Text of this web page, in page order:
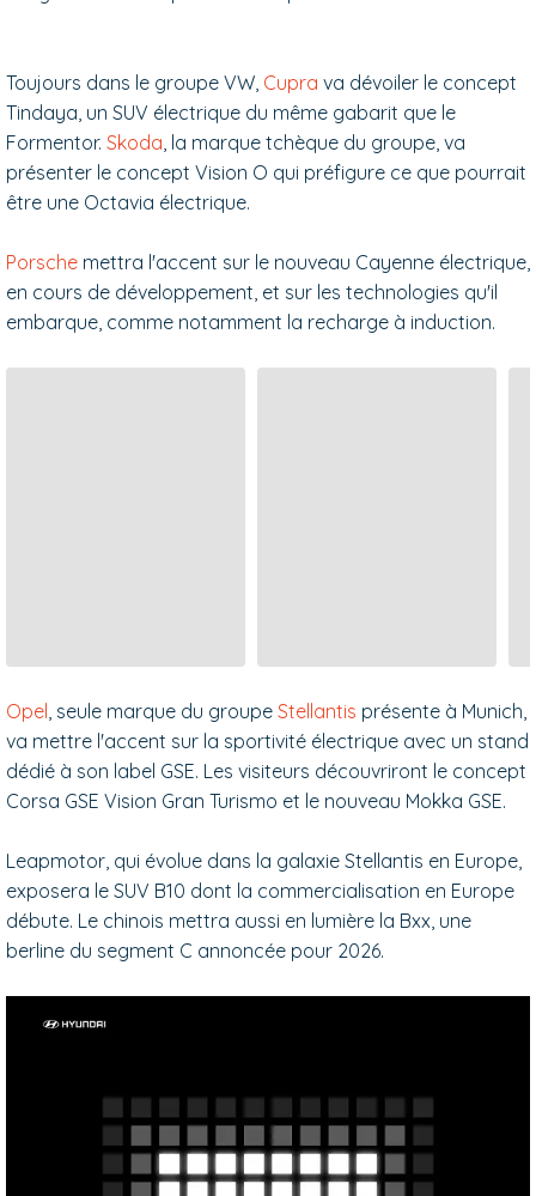
Toujours dans le groupe VW, Cupra va dévoiler le concept
Tindaya, un SUV électrique du même gabarit que le
Formentor. Skoda, la marque tchèque du groupe, va
présenter le concept Vision O qui préfigure ce que pourrait
être une Octavia électrique.
Porsche mettra l'accent sur le nouveau Cayenne électrique,
en cours de développement, et sur les technologies qu'il
embarque, comme notamment la recharge à induction.
Opel, seule marque du groupe Stellantis présente à Munich,
va mettre l'accent sur la sportivité électrique avec un stand
dédié à son label GSE. Les visiteurs découvriront le concept
Corsa GSE Vision Gran Turismo et le nouveau Mokka GSE.
Leapmotor, qui évolue dans la galaxie Stellantis en Europe,
exposera le SUV B10 dont la commercialisation en Europe
débute. Le chinois mettra aussi en lumière la Bxx, une
berline du segment C annoncée pour 2026.